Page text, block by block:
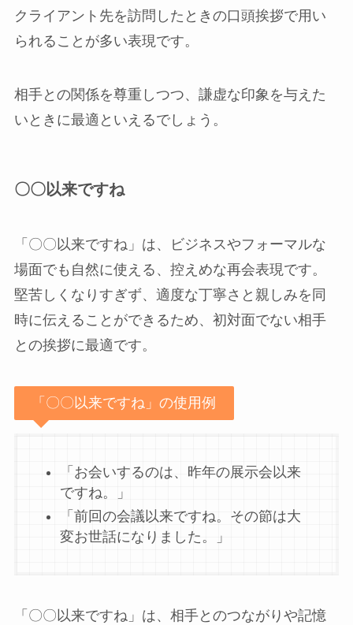
クライアント先を訪問したときの口頭挨拶で用い
られることが多い表現です。
相手との関係を尊重しつつ、謙虚な印象を与えた
いときに最適といえるでしょう。
〇〇以来ですね
「〇〇以来ですね」は、ビジネスやフォーマルな
場面でも自然に使える、控えめな再会表現です。
堅苦しくなりすぎず、適度な丁寧さと親しみを同
時に伝えることができるため、初対面でない相手
との挨拶に最適です。
「〇〇以来ですね」の使用例
「お会いするのは、昨年の展示会以来
ですね。」
「前回の会議以来ですね。その節は大
変お世話になりました。」
「〇〇以来ですね」は、相手とのつながりや記憶